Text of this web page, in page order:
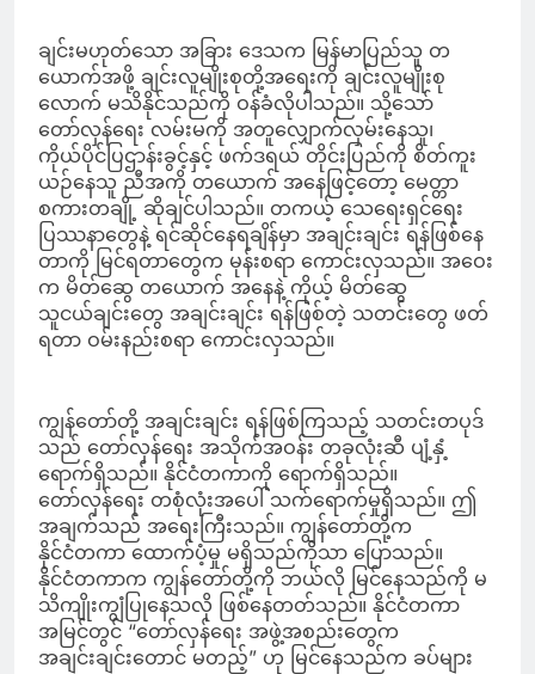
ချင်းမဟုတ်သော အခြား ဒေသက မြန်မာပြည်သူ တ
ယောက်အဖို့ ချင်းလူမျိုးစုတို့အရေးကို ချင်းလူမျိုးစု
လောက် မသိနိုင်သည်ကို ဝန်ခံလိုပါသည်။ သို့သော်
တော်လှန်ရေး လမ်းမကို အတူလျှောက်လှမ်းနေသူ၊
ကိုယ်ပိုင်ပြဌာန်းခွင့်နှင့် ဖက်ဒရယ် တိုင်းပြည်ကို စိတ်ကူး
ယဉ်နေသူ ညီအကို တယောက် အနေဖြင့်တော့ မေတ္တာ
စကားတချို့ ဆိုချင်ပါသည်။ တကယ့် သေရေးရှင်ရေး
ပြဿနာတွေနဲ့ ရင်ဆိုင်နေရချိန်မှာ အချင်းချင်း ရန်ဖြစ်နေ
တာကို မြင်ရတာတွေက မုန်းစရာ ကောင်းလှသည်။ အဝေး
က မိတ်ဆွေ တယောက် အနေနဲ့ ကိုယ့် မိတ်ဆွေ
သူငယ်ချင်းတွေ အချင်းချင်း ရန်ဖြစ်တဲ့ သတင်းတွေ ဖတ်
ရတာ ဝမ်းနည်းစရာ ကောင်းလှသည်။
ကျွန်တော်တို့ အချင်းချင်း ရန်ဖြစ်ကြသည့် သတင်းတပုဒ်
သည် တော်လှန်ရေး အသိုက်အဝန်း တခုလုံးဆီ ပျံ့နှံ့
ရောက်ရှိသည်။ နိုင်ငံတကာကို ရောက်ရှိသည်။
တော်လှန်ရေး တစုံလုံးအပေါ် သက်ရောက်မှုရှိသည်။ ဤ
အချက်သည် အရေးကြီးသည်။ ကျွန်တော်တို့က
နိုင်ငံတကာ ထောက်ပံ့မှု မရှိသည်ကိုသာ ပြောသည်။
နိုင်ငံတကာက ကျွန်တော်တို့ကို ဘယ်လို မြင်နေသည်ကို မ
သိကျိုးကျွံပြုနေသလို ဖြစ်နေတတ်သည်။ နိုင်ငံတကာ
အမြင်တွင် “တော်လှန်ရေး အဖွဲ့အစည်းတွေက
အချင်းချင်းတောင် မတည့်” ဟု မြင်နေသည်က ခပ်များ